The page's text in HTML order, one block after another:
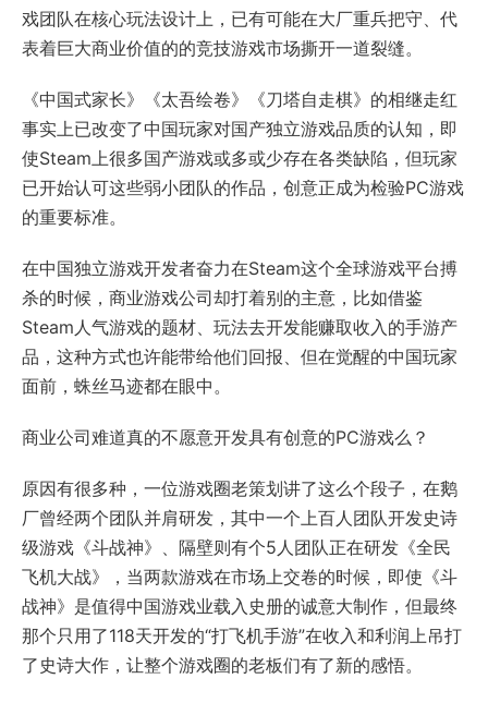
戏团队在核心玩法设计上，已有可能在大厂重兵把守、代
表着巨大商业价值的的竞技游戏市场撕开一道裂缝。
《中国式家长》《太吾绘卷》《刀塔自走棋》的相继走红
事实上已改变了中国玩家对国产独立游戏品质的认知，即
使Steam上很多国产游戏或多或少存在各类缺陷，但玩家
已开始认可这些弱小团队的作品，创意正成为检验PC游戏
的重要标准。
在中国独立游戏开发者奋力在Steam这个全球游戏平台搏
杀的时候，商业游戏公司却打着别的主意，比如借鉴
Steam人气游戏的题材、玩法去开发能赚取收入的手游产
品，这种方式也许能带给他们回报、但在觉醒的中国玩家
面前，蛛丝马迹都在眼中。
商业公司难道真的不愿意开发具有创意的PC游戏么？
原因有很多种，一位游戏圈老策划讲了这么个段子，在鹅
厂曾经两个团队并肩研发，其中一个上百人团队开发史诗
级游戏《斗战神》、隔壁则有个5人团队正在研发《全民
飞机大战》，当两款游戏在市场上交卷的时候，即使《斗
战神》是值得中国游戏业载入史册的诚意大制作，但最终
那个只用了118天开发的“打飞机手游”在收入和利润上吊打
了史诗大作，让整个游戏圈的老板们有了新的感悟。